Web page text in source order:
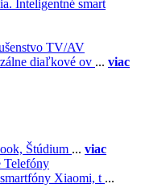
Inteligentné smart
TV/AV
diaľkové ov ... viac
Štúdium ... viac
Telefóny
smartfóny Xiaomi, t ...